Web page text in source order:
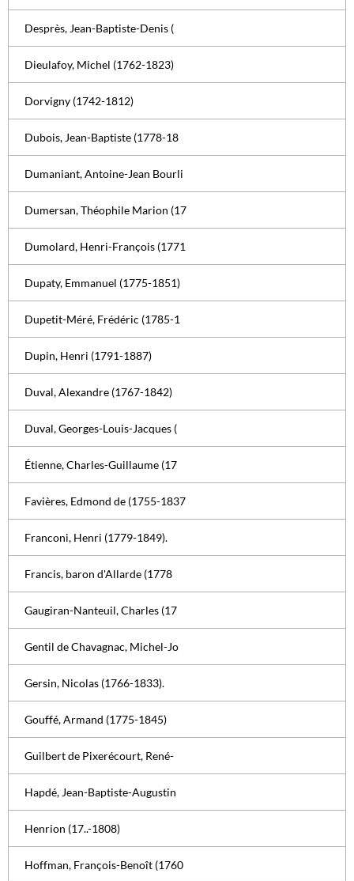
Desprès, Jean-Baptiste-Denis (
Dieulafoy, Michel (1762-1823)
Dorvigny (1742-1812)
Dubois, Jean-Baptiste (1778-18
Dumaniant, Antoine-Jean Bourli
Dumersan, Théophile Marion (17
Dumolard, Henri-François (1771
Dupaty, Emmanuel (1775-1851)
Dupetit-Méré, Frédéric (1785-1
Dupin, Henri (1791-1887)
Duval, Alexandre (1767-1842)
Duval, Georges-Louis-Jacques (
Étienne, Charles-Guillaume (17
Favières, Edmond de (1755-1837
Franconi, Henri (1779-1849).
Francis, baron d'Allarde (1778
Gaugiran-Nanteuil, Charles (17
Gentil de Chavagnac, Michel-Jo
Gersin, Nicolas (1766-1833).
Gouffé, Armand (1775-1845)
Guilbert de Pixerécourt, René-
Hapdé, Jean-Baptiste-Augustin
Henrion (17..-1808)
Hoffman, François-Benoît (1760